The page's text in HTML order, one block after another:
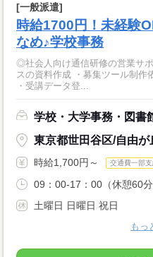
[一般派遣]
時給1700円！未経験
なめ♪学校事務
◎社会人向け通信研修の営業サポート
スの資料作成 ・募集ツール制作
・受講データ登...
学校・大学事務・図書
東京都世田谷区/自由が
時給1,700円～ 交通費一部
09：00-17：00（休憩60
土曜日 日曜日 祝日
もっ